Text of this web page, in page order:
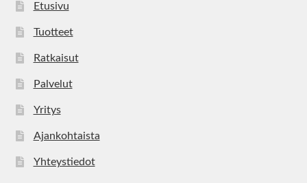
Etusivu
Tuotteet
Ratkaisut
Palvelut
Yritys
Ajankohtaista
Yhteystiedot